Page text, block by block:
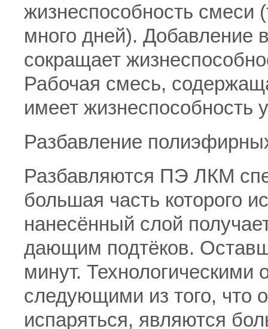
жизнеспособность смеси
много дней). Добавление
сокращает
Рабочая смесь,
имеет жизнеспособность
Разбавление
Разбавляются ПЭ ЛКМ
большая часть которого
нанесённый слой
дающим подтёков.
минут.
следующими из того, что
испаряться, являются